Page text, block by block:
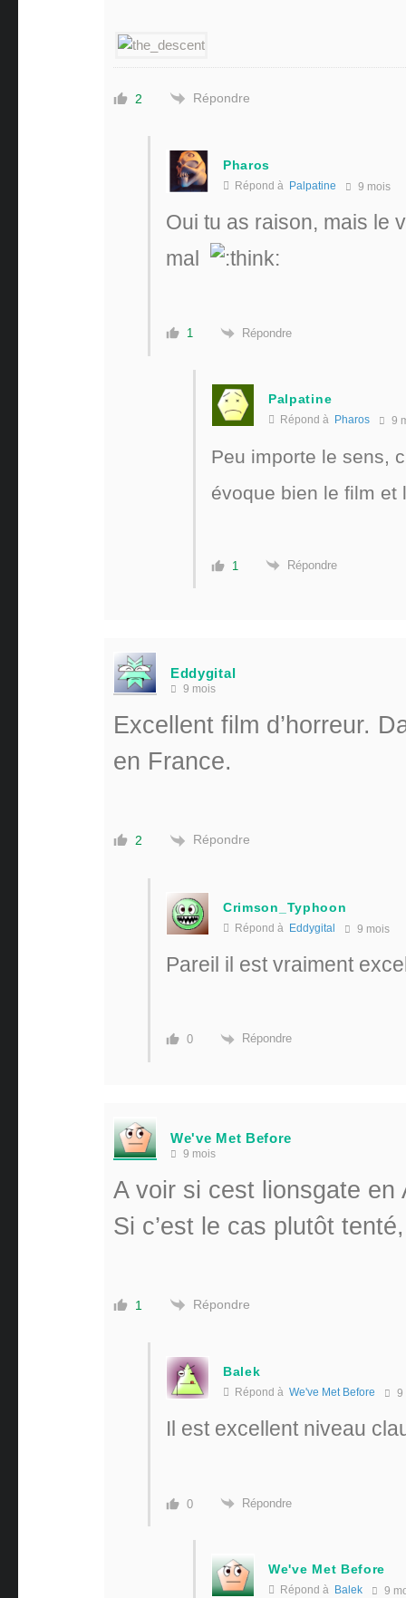
2 Répondre
Pharos
Répond à Palpatine 9 mois
Oui tu as raison, mais le
mal
1 Répondre
Palpatine
Répond à Pharos 9
Peu importe le sens,
évoque bien le film et
1 Répondre
Eddygital
9 mois
Excellent film d’horreur.
en France.
2 Répondre
Crimson_Typhoon
Répond à Eddygital 9 mois
Pareil il est vraiment
0 Répondre
We've Met Before
9 mois
A voir si cest lionsgate en
Si c’est le cas plutôt
1 Répondre
Balek
Répond à We've Met Before 9
Il est excellent niveau
0 Répondre
We've Met Before
Répond à Balek 9